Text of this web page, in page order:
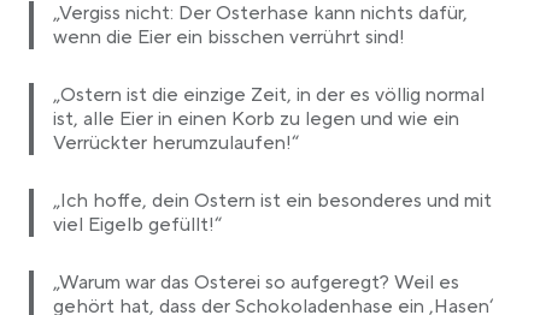
„Vergiss nicht: Der Osterhase kann nichts dafür,
wenn die Eier ein bisschen verrührt sind!
„Ostern ist die einzige Zeit, in der es völlig normal
ist, alle Eier in einen Korb zu legen und wie ein
Verrückter herumzulaufen!“
„Ich hoffe, dein Ostern ist ein besonderes und mit
viel Eigelb gefüllt!“
„Warum war das Osterei so aufgeregt? Weil es
gehört hat, dass der Schokoladenhase ein ‚Hasen‘